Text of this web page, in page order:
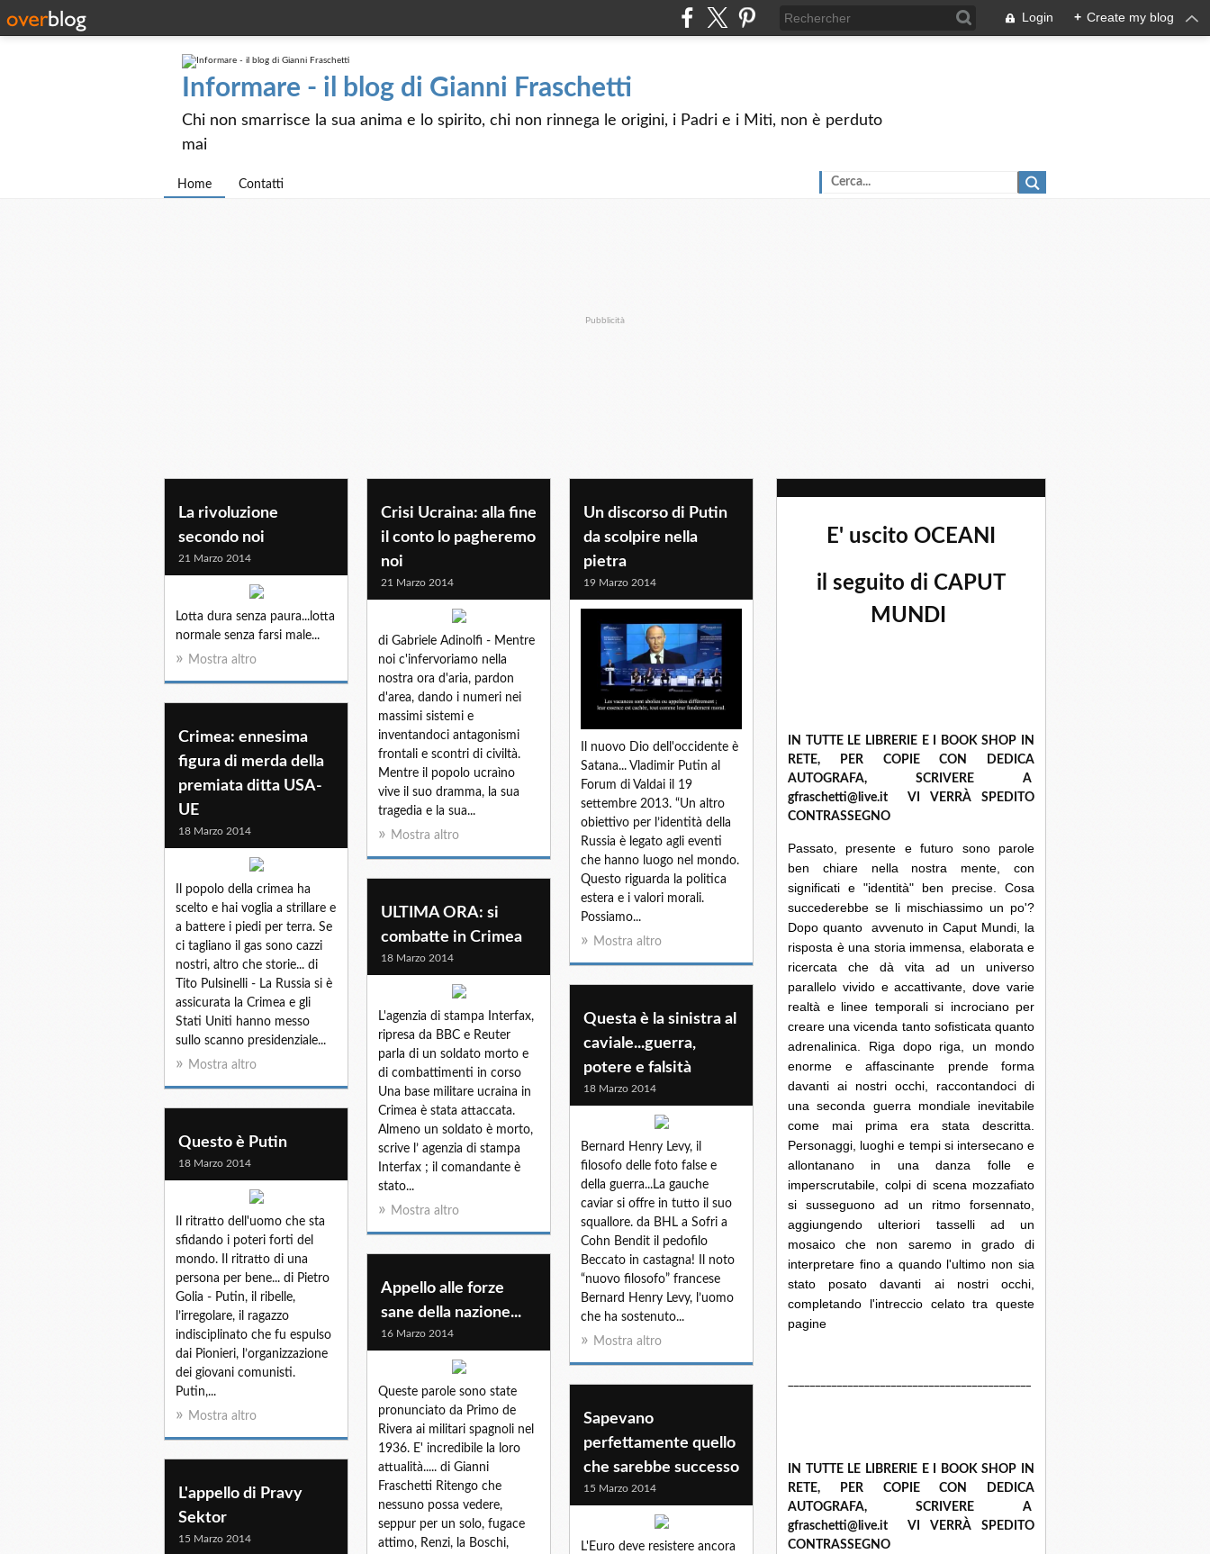
Login + Create my blog
Informare - il blog di Gianni Fraschetti
Chi non smarrisce la sua anima e lo spirito, chi non rinnega le origini, i Padri e i Miti, non è perduto
mai
Home Contatti
Pubblicità
La rivoluzione
secondo noi
21 Marzo 2014
Lotta dura senza paura...lotta
normale senza farsi male...
Mostra altro
Crisi Ucraina: alla fine
il conto lo pagheremo
noi
21 Marzo 2014
di Gabriele Adinolfi - Mentre
noi c'infervoriamo nella
nostra ora d'aria, pardon
d'area, dando i numeri nei
massimi sistemi e
inventandoci antagonismi
frontali e scontri di civiltà.
Mentre il popolo ucraìno
vive il suo dramma, la sua
tragedia e la sua...
Mostra altro
Un discorso di Putin
da scolpire nella
pietra
19 Marzo 2014
Il nuovo Dio dell'occidente è
Satana... Vladimir Putin al
Forum di Valdai il 19
settembre 2013. “Un altro
obiettivo per l’identità della
Russia è legato agli eventi
che hanno luogo nel mondo.
Questo riguarda la politica
estera e i valori morali.
Possiamo...
Mostra altro
Crimea: ennesima
figura di merda della
premiata ditta USA-
UE
18 Marzo 2014
Il popolo della crimea ha
scelto e hai voglia a strillare e
a battere i piedi per terra. Se
ci tagliano il gas sono cazzi
nostri, altro che storie... di
Tito Pulsinelli - La Russia si è
assicurata la Crimea e gli
Stati Uniti hanno messo
sullo scanno presidenziale...
Mostra altro
ULTIMA ORA: si
combatte in Crimea
18 Marzo 2014
L'agenzia di stampa Interfax,
ripresa da BBC e Reuter
parla di un soldato morto e
di combattimenti in corso
Una base militare ucraina in
Crimea è stata attaccata.
Almeno un soldato è morto,
scrive l’ agenzia di stampa
Interfax ; il comandante è
stato...
Mostra altro
Questa è la sinistra al
caviale...guerra,
potere e falsità
18 Marzo 2014
Bernard Henry Levy, il
filosofo delle foto false e
della guerra...La gauche
caviar si offre in tutto il suo
squallore. da BHL a Sofri a
Cohn Bendit il pedofilo
Beccato in castagna! Il noto
“nuovo filosofo” francese
Bernard Henry Levy, l’uomo
che ha sostenuto...
Mostra altro
Questo è Putin
18 Marzo 2014
Il ritratto dell'uomo che sta
sfidando i poteri forti del
mondo. Il ritratto di una
persona per bene... di Pietro
Golia - Putin, il ribelle,
l’irregolare, il ragazzo
indisciplinato che fu espulso
dai Pionieri, l’organizzazione
dei giovani comunisti.
Putin,...
Mostra altro
Appello alle forze
sane della nazione...
16 Marzo 2014
Queste parole sono state
pronunciato da Primo de
Rivera ai militari spagnoli nel
1936. E' incredibile la loro
attualità..... di Gianni
Fraschetti Ritengo che
nessuno possa vedere,
seppur per un solo, fugace
attimo, Renzi, la Boschi,
Sapevano
perfettamente quello
che sarebbe successo
15 Marzo 2014
L'Euro deve resistere ancora
L'appello di Pravy
Sektor
15 Marzo 2014
E' uscito OCEANI
il seguito di CAPUT
MUNDI
IN TUTTE LE LIBRERIE E I BOOK SHOP IN
RETE, PER COPIE CON DEDICA
AUTOGRAFA, SCRIVERE A
gfraschetti@live.it VI VERRÀ SPEDITO
CONTRASSEGNO
Passato, presente e futuro sono parole
ben chiare nella nostra mente, con
significati e "identità" ben precise. Cosa
succederebbe se li mischiassimo un po'?
Dopo quanto avvenuto in Caput Mundi, la
risposta è una storia immensa, elaborata e
ricercata che dà vita ad un universo
parallelo vivido e accattivante, dove varie
realtà e linee temporali si incrociano per
creare una vicenda tanto sofisticata quanto
adrenalinica. Riga dopo riga, un mondo
enorme e affascinante prende forma
davanti ai nostri occhi, raccontandoci di
una seconda guerra mondiale inevitabile
come mai prima era stata descritta.
Personaggi, luoghi e tempi si intersecano e
allontanano in una danza folle e
imperscrutabile, colpi di scena mozzafiato
si susseguono ad un ritmo forsennato,
aggiungendo ulteriori tasselli ad un
mosaico che non saremo in grado di
interpretare fino a quando l'ultimo non sia
stato posato davanti ai nostri occhi,
completando l'intreccio celato tra queste
pagine
IN TUTTE LE LIBRERIE E I BOOK SHOP IN
RETE, PER COPIE CON DEDICA
AUTOGRAFA, SCRIVERE A
gfraschetti@live.it VI VERRÀ SPEDITO
CONTRASSEGNO